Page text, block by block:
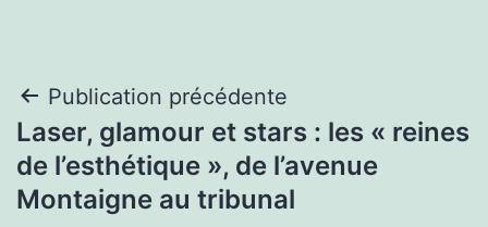
Navigation
de
l’article
Publication précédente
Laser, glamour et stars : les « reines
de l’esthétique », de l’avenue
Montaigne au tribunal